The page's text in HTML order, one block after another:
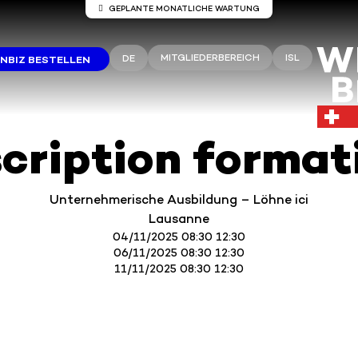
BESTELLEN DE MITGLIEDERBEREICH ISL
Unternehmerische Ausbildung – Löhne ici
Lausanne
04/11/2025 08:30 12:30
06/11/2025 08:30 12:30
11/11/2025 08:30 12:30
auf den Servern Winbiz
den Winbiz Cloud-Servern sind Wartungsarbeiten
Wartungsarbeiten finden am Sonntag, 9. August, von
Ihr Zugang kann während dieses Zeitraums
unterbrochen sein.
Ihnen, Winbiz Cloud außerhalb dieses
Vielen Dank für Ihr Verständnis.
GEPLANTE MONATLICHE WARTUNG